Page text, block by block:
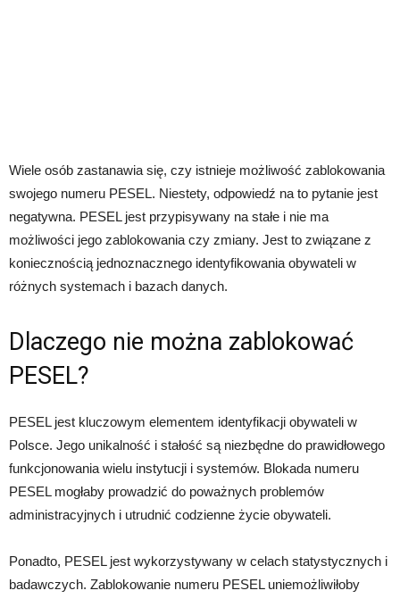
Wiele osób zastanawia się, czy istnieje możliwość zablokowania
swojego numeru PESEL. Niestety, odpowiedź na to pytanie jest
negatywna. PESEL jest przypisywany na stałe i nie ma
możliwości jego zablokowania czy zmiany. Jest to związane z
koniecznością jednoznacznego identyfikowania obywateli w
różnych systemach i bazach danych.
Dlaczego nie można zablokować
PESEL?
PESEL jest kluczowym elementem identyfikacji obywateli w
Polsce. Jego unikalność i stałość są niezbędne do prawidłowego
funkcjonowania wielu instytucji i systemów. Blokada numeru
PESEL mogłaby prowadzić do poważnych problemów
administracyjnych i utrudnić codzienne życie obywateli.
Ponadto, PESEL jest wykorzystywany w celach statystycznych i
badawczych. Zablokowanie numeru PESEL uniemożliwiłoby